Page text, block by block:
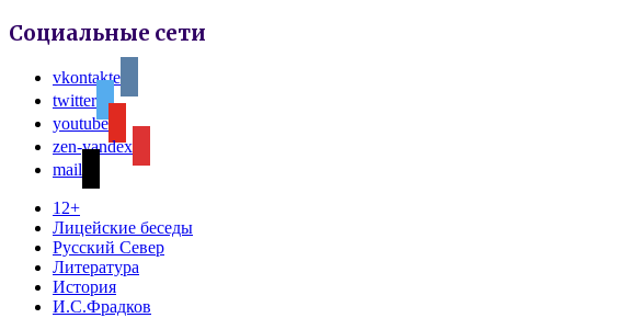
Социальные сети
vkontakte
twitter
youtube
zen-yandex
mail
12+
Лицейские беседы
Русский Север
Литература
История
И.С.Фрадков